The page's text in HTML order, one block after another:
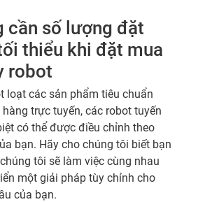
cần số lượng đặt
thiểu khi đặt mua
robot
loạt các sản phẩm tiêu chuẩn
trực tuyến, các robot tuyến
có thể được điều chỉnh theo
bạn. Hãy cho chúng tôi biết bạn
tôi sẽ làm việc cùng nhau
một giải pháp tùy chỉnh cho
của bạn.